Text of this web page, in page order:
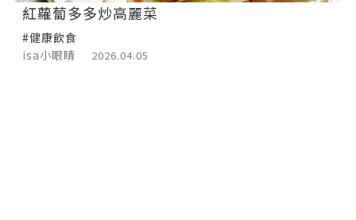
紅蘿蔔多多炒高麗菜
#健康飲食
isa小眼睛
2026.04.05